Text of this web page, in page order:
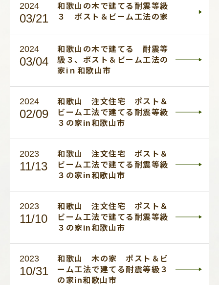
2024
03/21
和歌山の木で建てる耐震等級
３ ポスト＆ビーム工法の家
2024
03/04
和歌山の木で建てる 耐震等
級３、ポスト＆ビーム工法の
家iｎ和歌山市
2024
02/09
和歌山 注文住宅 ポスト＆
ビーム工法で建てる耐震等級
３の家in和歌山市
2023
11/13
和歌山 注文住宅 ポスト＆
ビーム工法で建てる耐震等級
３の家in和歌山市
2023
11/10
和歌山 注文住宅 ポスト＆
ビーム工法で建てる耐震等級
３の家in和歌山市
2023
10/31
和歌山 木の家 ポスト＆ビ
ーム工法で建てる耐震等級３
の家in和歌山市